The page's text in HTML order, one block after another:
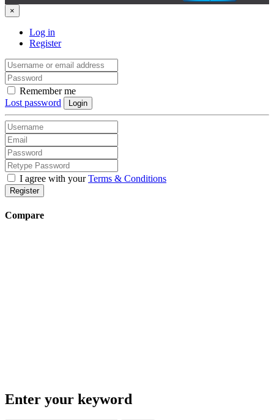
×
Log in
Register
Remember me
Lost password
Login
I agree with yourTerms & Conditions
Register
Compare
Enter your keyword